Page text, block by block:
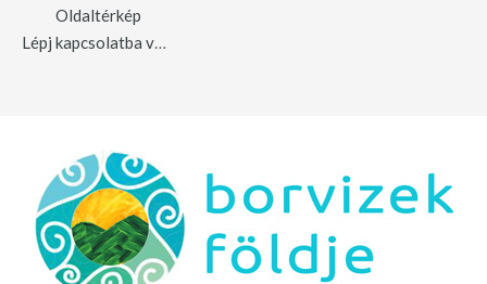
Oldaltérkép
Lépj kapcsolatba velünk